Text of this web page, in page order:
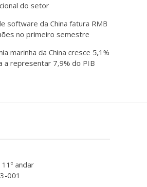
do setor
software da China fatura RMB
no primeiro semestre
marinha da China cresce 5,1%
a representar 7,9% do PIB
andar
001